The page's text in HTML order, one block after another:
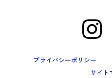
プライバシーポリシー
サイト